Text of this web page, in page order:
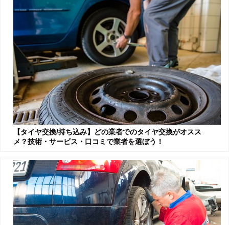
【タイヤ交換/持ち込み】どの業者でのタイヤ交換がオスス
メ？技術・サービス・口コミで業者を選ぼう！